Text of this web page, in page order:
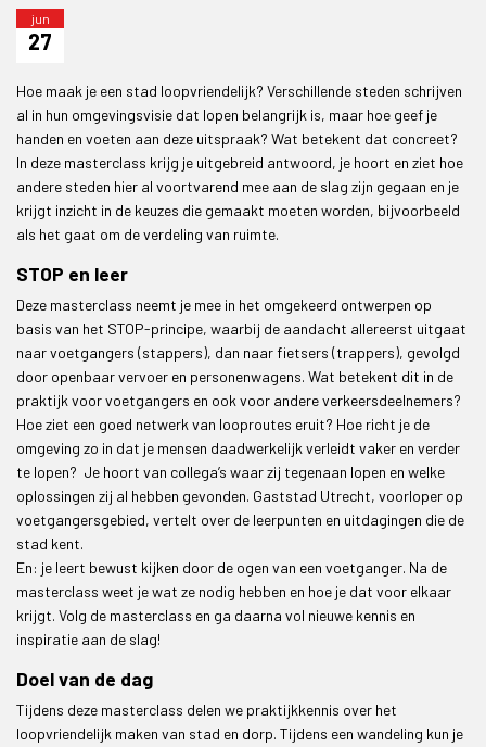
jun
27
Hoe maak je een stad loopvriendelijk? Verschillende steden schrijven
al in hun omgevingsvisie dat lopen belangrijk is, maar hoe geef je
handen en voeten aan deze uitspraak? Wat betekent dat concreet?
In deze masterclass krijg je uitgebreid antwoord, je hoort en ziet hoe
andere steden hier al voortvarend mee aan de slag zijn gegaan en je
krijgt inzicht in de keuzes die gemaakt moeten worden, bijvoorbeeld
als het gaat om de verdeling van ruimte.
STOP en leer
Deze masterclass neemt je mee in het omgekeerd ontwerpen op
basis van het STOP-principe, waarbij de aandacht allereerst uitgaat
naar voetgangers (stappers), dan naar fietsers (trappers), gevolgd
door openbaar vervoer en personenwagens. Wat betekent dit in de
praktijk voor voetgangers en ook voor andere verkeersdeelnemers?
Hoe ziet een goed netwerk van looproutes eruit? Hoe richt je de
omgeving zo in dat je mensen daadwerkelijk verleidt vaker en verder
te lopen? Je hoort van collega’s waar zij tegenaan lopen en welke
oplossingen zij al hebben gevonden. Gaststad Utrecht, voorloper op
voetgangersgebied, vertelt over de leerpunten en uitdagingen die de
stad kent.
En: je leert bewust kijken door de ogen van een voetganger. Na de
masterclass weet je wat ze nodig hebben en hoe je dat voor elkaar
krijgt. Volg de masterclass en ga daarna vol nieuwe kennis en
inspiratie aan de slag!
Doel van de dag
Tijdens deze masterclass delen we praktijkkennis over het
loopvriendelijk maken van stad en dorp. Tijdens een wandeling kun je